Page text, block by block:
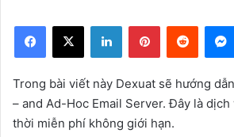
Facebook
X LinkedInPinterestReddit
Trong bài viết này Dexuat sẽ hướng
– and Ad-Hoc Email Server. Đây là dịch
thời miễn phí không giới hạn.